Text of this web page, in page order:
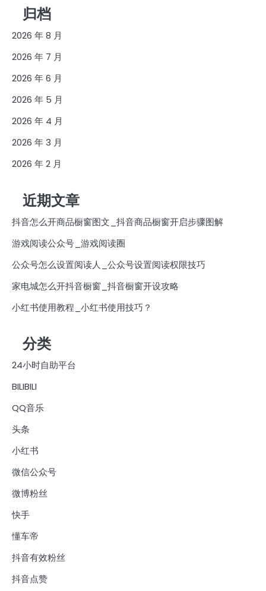
归档
2026 年 8 月
2026 年 7 月
2026 年 6 月
2026 年 5 月
2026 年 4 月
2026 年 3 月
2026 年 2 月
近期文章
抖音怎么开商品橱窗图文_抖音商品橱窗开启步骤图解
游戏阅读公众号_游戏阅读圈
公众号怎么设置阅读人_公众号设置阅读权限技巧
家电城怎么开抖音橱窗_抖音橱窗开设攻略
小红书使用教程_小红书使用技巧？
分类
24小时自助平台
BILIBILI
QQ音乐
头条
小红书
微信公众号
微博粉丝
快手
懂车帝
抖音有效粉丝
抖音点赞